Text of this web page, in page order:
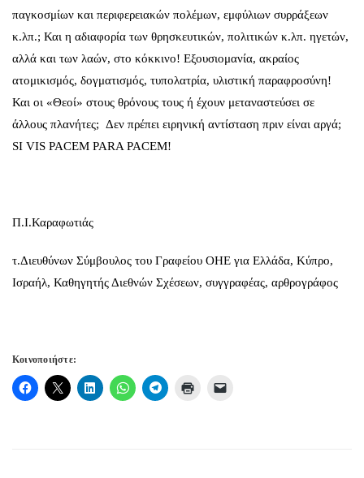
παγκοσμίων και περιφερειακών πολέμων, εμφύλιων συρράξεων
κ.λπ.; Και η αδιαφορία των θρησκευτικών, πολιτικών κ.λπ. ηγετών,
αλλά και των λαών, στο κόκκινο! Εξουσιομανία, ακραίος
ατομικισμός, δογματισμός, τυπολατρία, υλιστική παραφροσύνη!
Και οι «Θεοί» στους θρόνους τους ή έχουν μεταναστεύσει σε
άλλους πλανήτες; Δεν πρέπει ειρηνική αντίσταση πριν είναι αργά;
SI VIS PACEM PARA PACEM!
Π.Ι.Καραφωτιάς
τ.Διευθύνων Σύμβουλος του Γραφείου ΟΗΕ για Ελλάδα, Κύπρο,
Ισραήλ, Καθηγητής Διεθνών Σχέσεων, συγγραφέας, αρθρογράφος
Κοινοποιήστε: